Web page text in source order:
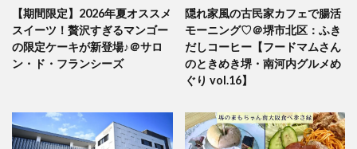
【期間限定】2026年夏オススメ
スイーツ！贅沢すぎるマンゴー
の限定ケーキが新登場♪＠サロ
ン・ド・フランシーズ
隠れ家風の古民家カフェで腸活
モーニング♡＠堺市北区：ふき
だしコーヒー【フードマムさん
のときめき堺・南河内グルメめ
ぐり vol.16】